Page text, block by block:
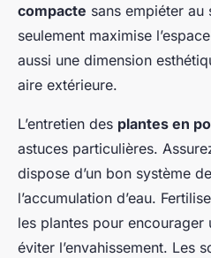
compacte sans empiéter
seulement maximise
aussi une dimension
aire extérieure.
L’entretien des plantes en
astuces particulières.
dispose d’un bon système
l’accumulation d’eau.
les plantes pour encourager
éviter l’envahissement. Les